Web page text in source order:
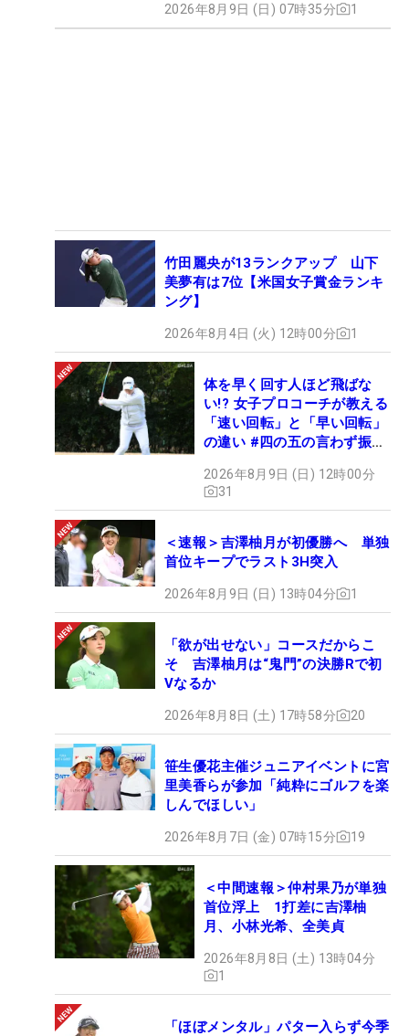
2026年8月9日 (日) 07時35分 1
竹田麗央が13ランクアップ 山下
美夢有は7位【米国女子賞金ランキ
ング】
2026年8月4日 (火) 12時00分 1
体を早く回す人ほど飛ばな
い!? 女子プロコーチが教える
「速い回転」と「早い回転」
の違い #四の五の言わず振り
2026年8月9日 (日) 12時00分
31
＜速報＞吉澤柚月が初優勝へ 単独
首位キープでラスト3H突入
2026年8月9日 (日) 13時04分 1
「欲が出せない」コースだからこ
そ 吉澤柚月は“鬼門”の決勝Rで初
Vなるか
2026年8月8日 (土) 17時58分 20
笹生優花主催ジュニアイベントに宮
里美香らが参加「純粋にゴルフを楽
しんでほしい」
2026年8月7日 (金) 07時15分 19
＜中間速報＞仲村果乃が単独
首位浮上 1打差に吉澤柚
月、小林光希、全美貞
2026年8月8日 (土) 13時04分
1
「ほぼメンタル」パター入らず今季